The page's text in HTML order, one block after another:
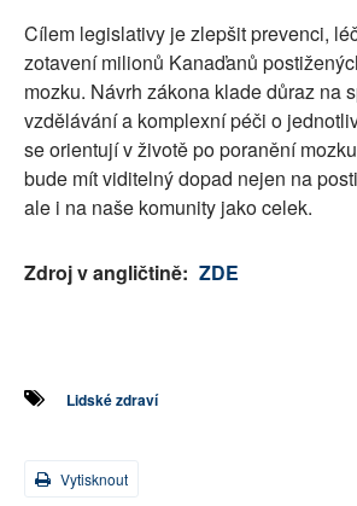
Cílem legislativy je zlepšit prevenci,
zotavení milionů Kanaďanů
mozku. Návrh zákona klade důraz na
vzdělávání a komplexní péči o
se orientují v životě po poranění
bude mít viditelný dopad nejen na
ale i na naše komunity jako celek.
Zdroj v angličtině: ZDE
Lidské zdraví
Vytisknout